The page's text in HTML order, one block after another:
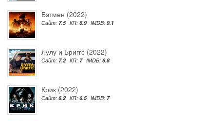
Бэтмен (2022)
Сайт: 7.5 КП: 6.9 IMDB: 9.1
Лулу и Бриггс (2022)
Сайт: 7.2 КП: 7 IMDB: 6.8
Крик (2022)
Сайт: 6.2 КП: 6.5 IMDB: 7